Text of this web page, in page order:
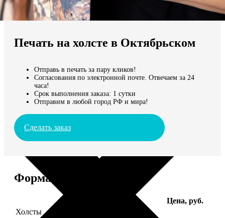
Мы доставляем по всему миру
Печать на холсте в Октябрьском
Отправь в печать за пару кликов!
Согласования по электронной почте. Отвечаем за 24
часа!
Срок выполнения заказа: 1 сутки
Отправим в любой город РФ и мира!
Сделать заказ
Форматы и цены
Цена, руб.
Холсты